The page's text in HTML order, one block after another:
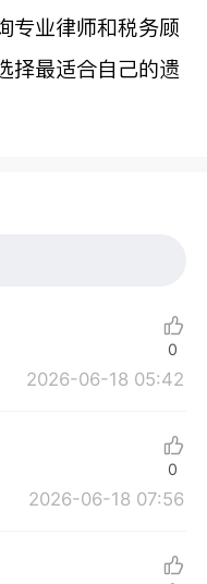
专业律师和税务顾
择最适合自己的遗
2026-06-18 05:42
0
2026-06-18 07:56
0